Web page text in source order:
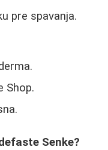
pre spavanja.
Shop.
Senke?